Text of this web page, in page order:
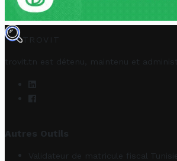
TROVIT
trovit.tn est détenu, maintenu et
Autres Outils
Validateur de matricule fiscal Tunisie